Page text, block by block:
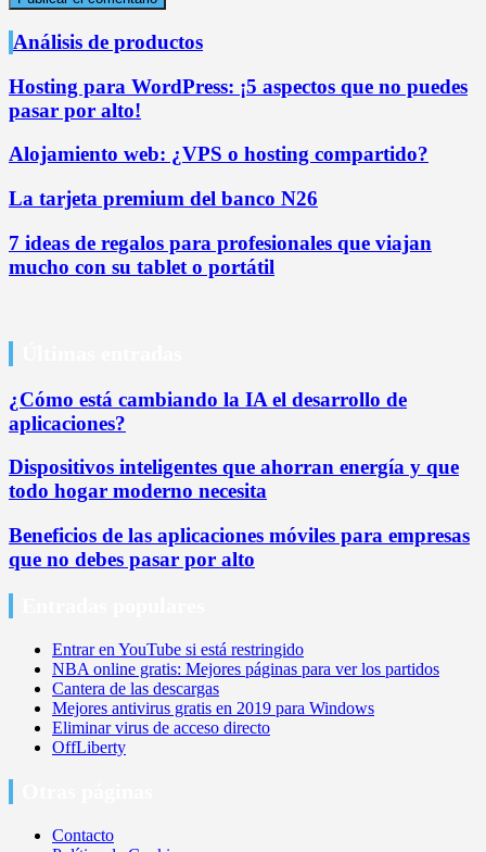
Análisis de productos
Hosting para WordPress: ¡5 aspectos que no puedes
pasar por alto!
Alojamiento web: ¿VPS o hosting compartido?
La tarjeta premium del banco N26
7 ideas de regalos para profesionales que viajan
mucho con su tablet o portátil
¿Cómo está cambiando la IA el desarrollo de
aplicaciones?
Dispositivos inteligentes que ahorran energía y que
todo hogar moderno necesita
Beneficios de las aplicaciones móviles para empresas
que no debes pasar por alto
Entrar en YouTube si está restringido
NBA online gratis: Mejores páginas para ver los partidos
Cantera de las descargas
Mejores antivirus gratis en 2019 para Windows
Eliminar virus de acceso directo
OffLiberty
Contacto